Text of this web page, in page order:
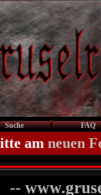
Suche FAQ
am neuen
--